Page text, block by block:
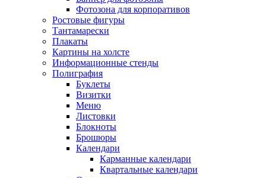
Фотозона для корпоративов
Ростовые фигуры
Тантамарески
Плакаты
Картины на холсте
Информационные стенды
Полиграфия
Буклеты
Визитки
Меню
Листовки
Блокноты
Брошюры
Календари
Карманные календари
Квартальные календари